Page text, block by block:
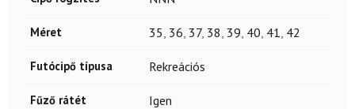
Méret 35 36 37, 38 39 40 41 42
Futócipő típusa Rekreációs
Fűző rátét Igen